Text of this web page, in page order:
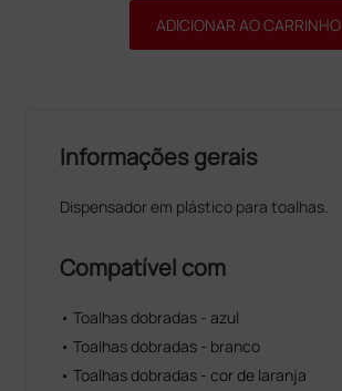
ADICIONAR AO CARRINHO
Informações gerais
Dispensador em plástico para toalhas.
Compatível com
• Toalhas dobradas - azul
• Toalhas dobradas - branco
• Toalhas dobradas - cor de laranja